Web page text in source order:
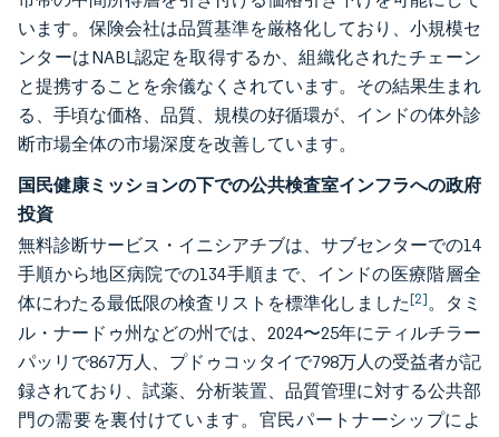
います。保険会社は品質基準を厳格化しており、小規模セ
ンターはNABL認定を取得するか、組織化されたチェーン
と提携することを余儀なくされています。その結果生まれ
る、手頃な価格、品質、規模の好循環が、インドの体外診
断市場全体の市場深度を改善しています。
国民健康ミッションの下での公共検査室インフラへの政府
投資
無料診断サービス・イニシアチブは、サブセンターでの14
手順から地区病院での134手順まで、インドの医療階層全
体にわたる最低限の検査リストを標準化しました[2]。タミ
ル・ナードゥ州などの州では、2024〜25年にティルチラー
パッリで867万人、プドゥコッタイで798万人の受益者が記
録されており、試薬、分析装置、品質管理に対する公共部
門の需要を裏付けています。官民パートナーシップによ